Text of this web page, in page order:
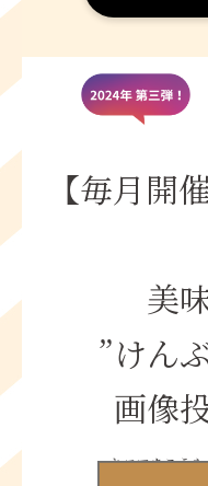
【毎⽉
美
”けん
画像
キヌアをこう